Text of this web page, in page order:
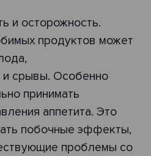
и осторожность.
продуктов может
и срывы. Особенно
принимать
аппетита. Это
побочные эффекты,
проблемы со